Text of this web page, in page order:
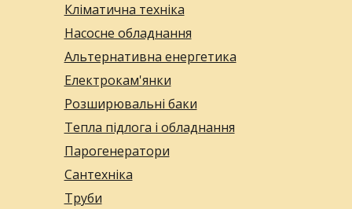
Кліматична техніка
Насосне обладнання
Альтернативна енергетика
Електрокам'янки
Розширювальні баки
Тепла підлога і обладнання
Парогенератори
Сантехніка
Труби